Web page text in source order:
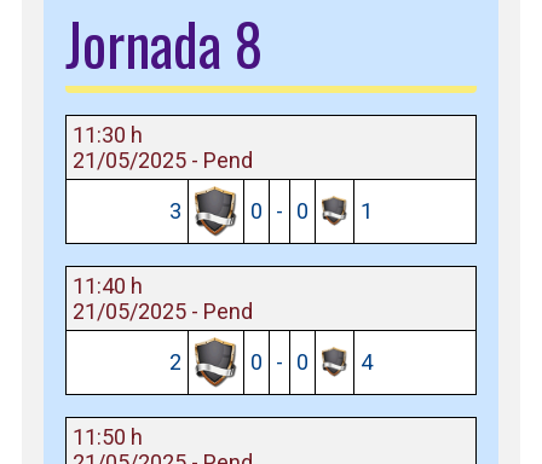
Jornada 8
11:30 h
21/05/2025 - Pend
3
0 - 0 1
11:40 h
21/05/2025 - Pend
2
0 - 0 4
11:50 h